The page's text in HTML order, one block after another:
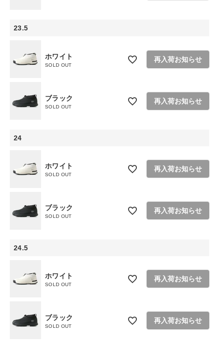
23.5
ホワイト
SOLD OUT
再入荷お知らせ
ブラック
SOLD OUT
再入荷お知らせ
24
ホワイト
SOLD OUT
再入荷お知らせ
ブラック
SOLD OUT
再入荷お知らせ
24.5
ホワイト
SOLD OUT
再入荷お知らせ
ブラック
SOLD OUT
再入荷お知らせ